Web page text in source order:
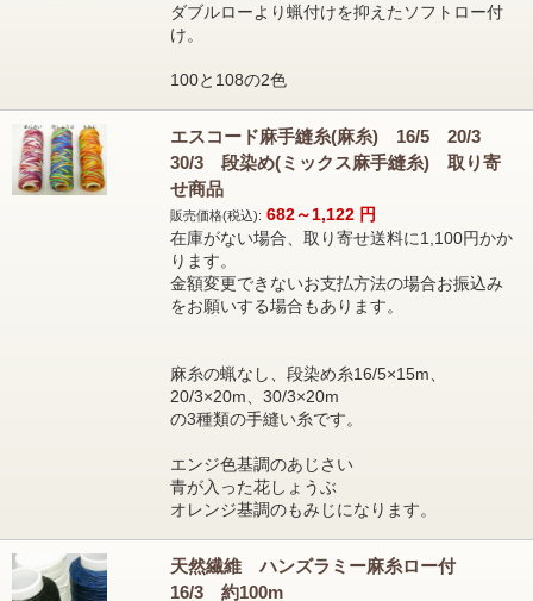
ダブルローより蝋付けを抑えたソフトロー付
け。
100と108の2色
エスコード麻手縫糸(麻糸) 16/5 20/3
30/3 段染め(ミックス麻手縫糸) 取り寄
せ商品
販売価格(税込): 682～1,122 円
在庫がない場合、取り寄せ送料に1,100円かか
ります。
金額変更できないお支払方法の場合お振込み
をお願いする場合もあります。
麻糸の蝋なし、段染め糸16/5×15m、
20/3×20m、30/3×20m
の3種類の手縫い糸です。
エンジ色基調のあじさい
青が入った花しょうぶ
オレンジ基調のもみじになります。
天然繊維 ハンズラミー麻糸ロー付
16/3 約100m